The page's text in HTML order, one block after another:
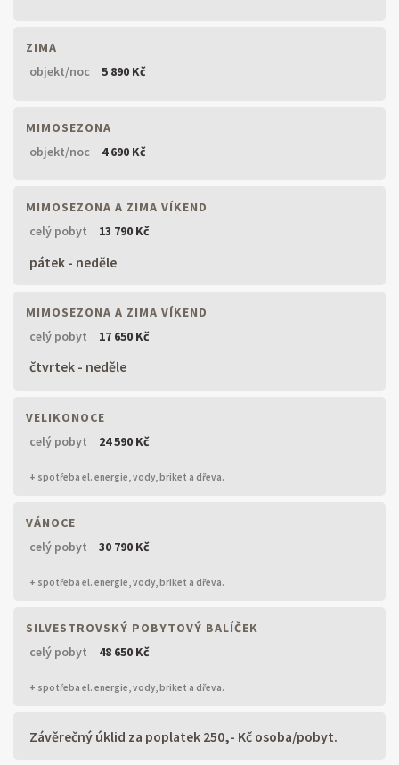
ZIMA
objekt/noc
5 890 Kč
MIMOSEZONA
objekt/noc
4 690 Kč
MIMOSEZONA A ZIMA VÍKEND
celý pobyt
13 790 Kč
pátek - neděle
MIMOSEZONA A ZIMA VÍKEND
celý pobyt
17 650 Kč
čtvrtek - neděle
VELIKONOCE
celý pobyt
24 590 Kč
+ spotřeba el. energie, vody, briket a dřeva.
VÁNOCE
celý pobyt
30 790 Kč
+ spotřeba el. energie, vody, briket a dřeva.
SILVESTROVSKÝ POBYTOVÝ BALÍČEK
celý pobyt
48 650 Kč
+ spotřeba el. energie, vody, briket a dřeva.
Závěrečný úklid za poplatek 250,- Kč osoba/pobyt.